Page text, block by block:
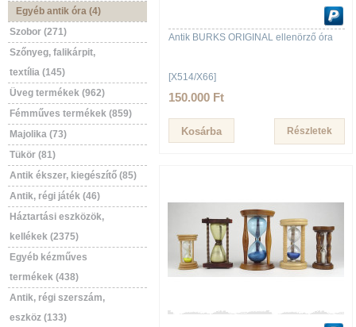
Egyéb antik óra (4)
Szobor (271)
Szőnyeg, falikárpit,
textília (145)
Üveg termékek (962)
Fémműves termékek (859)
Majolika (73)
Tükör (81)
Antik ékszer, kiegészítő (85)
Antik, régi játék (46)
Háztartási eszközök,
kellékek (2375)
Egyéb kézműves
termékek (438)
Antik, régi szerszám,
eszköz (133)
Antik BURKS ORIGINAL ellenörző óra
[X514/X66]
150.000 Ft
Részletek